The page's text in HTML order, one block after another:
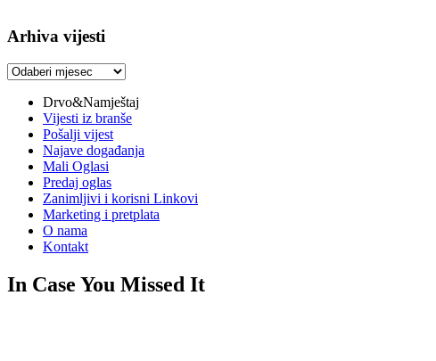
Arhiva vijesti
Arhiva
Drvo&Namještaj
Vijesti iz branše
Pošalji vijest
Najave događanja
Mali Oglasi
Predaj oglas
Zanimljivi i korisni Linkovi
Marketing i pretplata
O nama
Kontakt
In Case You Missed It